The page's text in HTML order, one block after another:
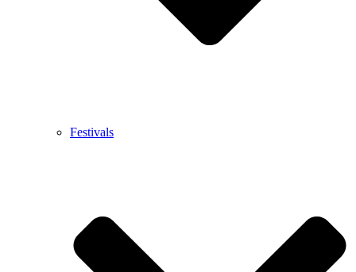
Festivals